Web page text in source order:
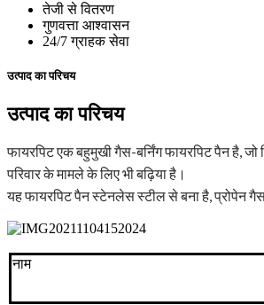
तेजी से वितरण
गुणवत्ता आश्वासन
24/7 ग्राहक सेवा
उत्पाद का परिचय
उत्पाद का परिचय
फायरपिट एक बहुमुखी गैस-बर्निंग फायरपिट पैन है,
परिवार के मामले के लिए भी बढ़िया है।
यह फायरपिट पैन स्टेनलेस स्टील से बना है, प्रोपेन
नाम